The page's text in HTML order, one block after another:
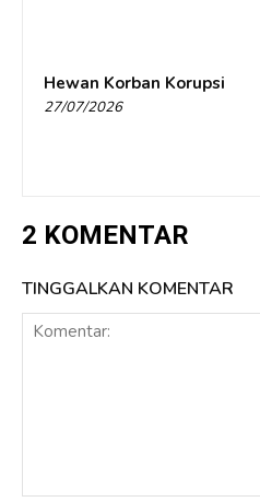
Hewan Korban Korupsi
27/07/2026
2 KOMENTAR
TINGGALKAN KOMENTAR